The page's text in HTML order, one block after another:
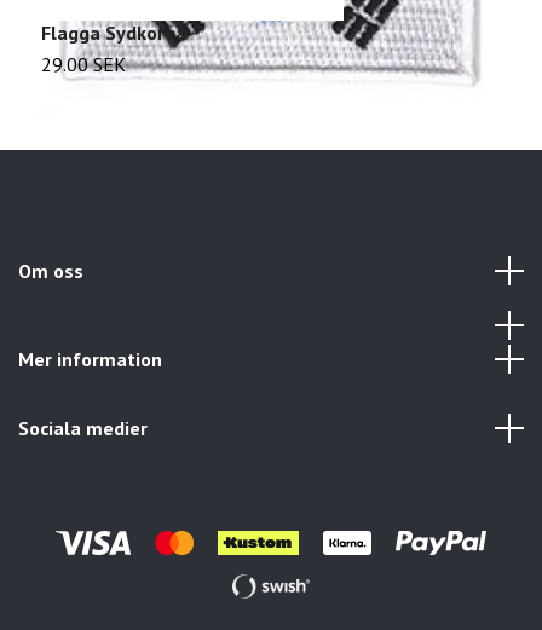
Flagga Sydkorea
29.00 SEK
Om oss
Mer information
Sociala medier